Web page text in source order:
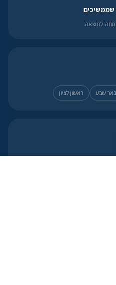
שממשיכים
לתוצאה.
באר שבע ראשון לציון